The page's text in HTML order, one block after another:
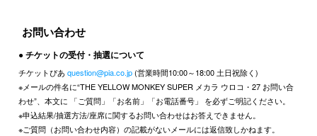
お問い合わせ
● チケットの受付・抽選について
チケットぴあquestion@pia.co.jp(営業時間10:00～18:00 土日祝除く)
※メールの件名に“THE YELLOW MONKEY SUPER メカラ ウロコ・27 お問い合
わせ”、本文に 「ご質問」「お名前」「お電話番号」 を必ずご明記ください。
※申込結果/抽選方法/座席に関するお問い合わせはお答えできません。
※ご質問（お問い合わせ内容）の記載がないメールには返信致しかねます。